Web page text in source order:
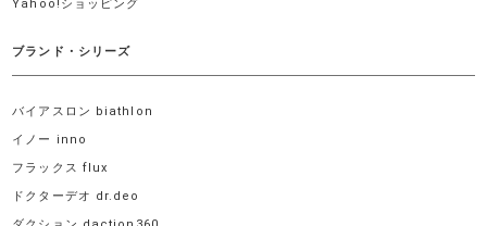
Yahoo!ショッピング
ブランド・シリーズ
バイアスロン biathlon
イノー inno
フラックス flux
ドクターデオ dr.deo